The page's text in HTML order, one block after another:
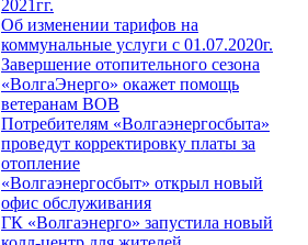
2021гг.
Об изменении тарифов на
коммунальные услуги с 01.07.2020г.
Завершение отопительного сезона
«ВолгаЭнерго» окажет помощь
ветеранам ВОВ
Потребителям «Волгаэнергосбыта»
проведут корректировку платы за
отопление
«Волгаэнергосбыт» открыл новый
офис обслуживания
ГК «Волгаэнерго» запустила новый